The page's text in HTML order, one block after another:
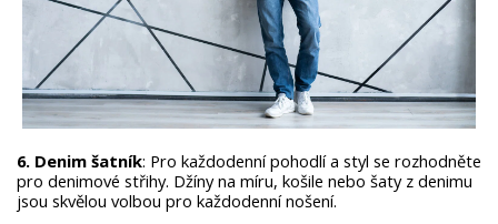
6. Denim šatník: Pro každodenní pohodlí a styl se rozhodněte
pro denimové střihy. Džíny na míru, košile nebo šaty z denimu
jsou skvělou volbou pro každodenní nošení.